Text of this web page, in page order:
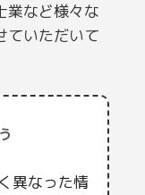
業など様々な
ていただいて
異なった情